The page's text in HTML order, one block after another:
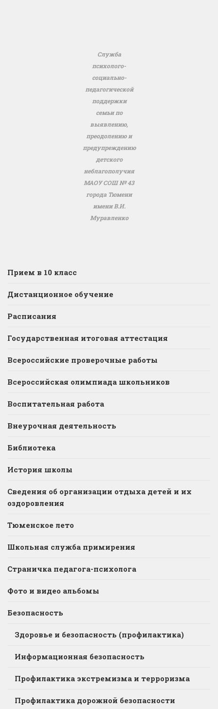
Служба
психолого-
социально-
педагогической
поддержки
семьи по
выявлению,
преодолению и
предупреждению
детского
неблагополучия
МАОУ СОШ № 43
города Тюмени
имени В.И.
Муравленко
Прием в 10 класс
Дистанционное обучение
Расписания
Государственная итоговая аттестация
Всероссийские проверочные работы
Всероссийская олимпиада школьников
Воспитательная работа
Внеурочная деятельность
Библиотека
История школы
Сведения об организации отдыха детей и их
оздоровления
Тюменское лето
Школьная служба примирения
Страничка педагога-психолога
Фото и видео альбомы
Безопасность
Здоровье и безопасность (профилактика)
Информационная безопасность
Профилактика экстремизма и терроризма
Профилактика дорожной безопасности